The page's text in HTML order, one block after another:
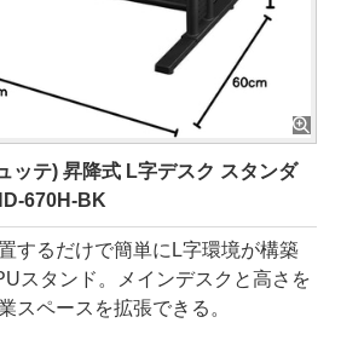
ッテ) 昇降式 L字デスク スタンダ
670H-BK
するだけで簡単にL字環境が構築
スタンド。メインデスクと高さを
スペースを拡張できる。